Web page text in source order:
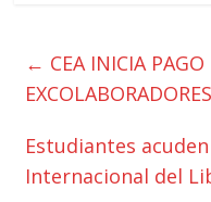
← CEA INICIA
EXCOLABORADORES
Estudiantes
Internacional del